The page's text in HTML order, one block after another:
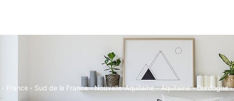
· France · Sud de la France · Nouvelle-Aquitaine · Aquitaine · Dordogne ·